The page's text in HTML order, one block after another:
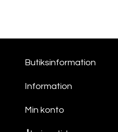
Butiksinformation
Information
Min konto